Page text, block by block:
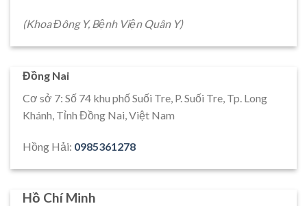
(Khoa Đông Y, Bệnh Viện Quân Y)
Đồng Nai
Cơ sở 7: Số 74 khu phố Suối Tre, P. Suối Tre, Tp. Long
Khánh, Tỉnh Đồng Nai, Việt Nam
Hồng Hải: 0985361278
Hồ Chí Minh